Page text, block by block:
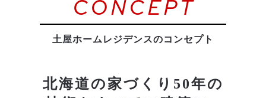
CONCEPT
土屋ホームレジデンスのコンセプト
北海道の家づくり 50年の